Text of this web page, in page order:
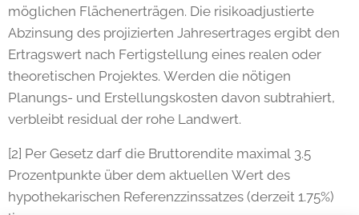
möglichen Flächenerträgen. Die risikoadjustierte
Abzinsung des projizierten Jahresertrages ergibt den
Ertragswert nach Fertigstellung eines realen oder
theoretischen Projektes. Werden die nötigen
Planungs- und Erstellungskosten davon subtrahiert,
verbleibt residual der rohe Landwert.
[2] Per Gesetz darf die Bruttorendite maximal 3.5
Prozentpunkte über dem aktuellen Wert des
hypothekarischen Referenzzinssatzes (derzeit 1.75%)